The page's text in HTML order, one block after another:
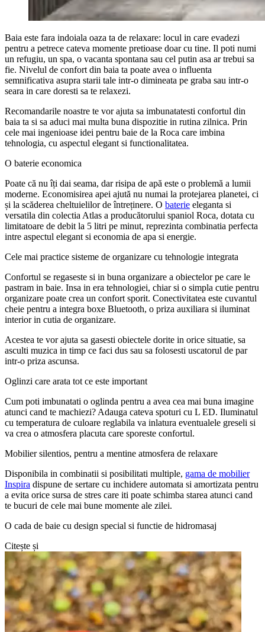
​Baia este fara indoiala oaza ta de relaxare: locul in care evadezi
pentru a petrece cateva momente pretioase doar cu tine. Il poti numi
un refugiu, un spa, o vacanta spontana sau cel putin asa ar trebui sa
fie. Nivelul de confort din baia ta poate avea o influenta
semnificativa asupra starii tale intr-o dimineata pe graba sau intr-o
seara in care doresti sa te relaxezi.
Recomandarile noastre te vor ajuta sa imbunatatesti confortul din
baia ta si sa aduci mai multa buna dispozitie in rutina zilnica. Prin
cele mai ingenioase idei pentru baie de la Roca care imbina
tehnologia, cu aspectul elegant si functionalitatea.
O baterie economica
Poate că nu îți dai seama, dar risipa de apă este o problemă a lumii
moderne. Economisirea apei ajută nu numai la protejarea planetei, ci
și la scăderea cheltuielilor de întreținere. O baterie eleganta si
versatila din colectia Atlas a producătorului spaniol Roca, dotata cu
limitatoare de debit la 5 litri pe minut, reprezinta combinatia perfecta
intre aspectul elegant si economia de apa si energie.
Cele mai practice sisteme de organizare cu tehnologie integrata
Confortul se regaseste si in buna organizare a obiectelor pe care le
pastram in baie. Insa in era tehnologiei, chiar si o simpla cutie pentru
organizare poate crea un confort sporit. Conectivitatea este cuvantul
cheie pentru a integra boxe Bluetooth, o priza auxiliara si iluminat
interior in cutia de organizare.
Acestea te vor ajuta sa gasesti obiectele dorite in orice situatie, sa
asculti muzica in timp ce faci dus sau sa folosesti uscatorul de par
intr-o priza ascunsa.
Oglinzi care arata tot ce este important
Cum poti imbunatati o oglinda pentru a avea cea mai buna imagine
atunci cand te machiezi? Adauga cateva spoturi cu L ED. Iluminatul
cu temperatura de culoare reglabila va inlatura eventualele greseli si
va crea o atmosfera placuta care sporeste confortul.
Mobilier silentios, pentru a mentine atmosfera de relaxare
Disponibila in combinatii si posibilitati multiple, gama de mobilier
Inspira dispune de sertare cu inchidere automata si amortizata pentru
a evita orice sursa de stres care iti poate schimba starea atunci cand
te bucuri de cele mai bune momente ale zilei.
O cada de baie cu design special si functie de hidromasaj
Citește și